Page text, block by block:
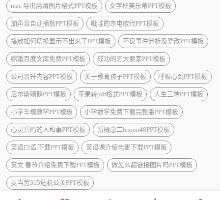
mac 导出高清图片格式PPT模板 文字框美乐蒂PPT模板
加声音自动播放PPT模板 吡啶的亲电取代PPT模板
播放如何切换显示不出来了PPT模板 不良事件分析及整改PPT模板
嫦娥百度文库免费PPT模板 成功的五大要素PPT模板
公司晋升内容PPT模板 关于教育孩子PPT模板 呼吸心跳PPT模板
尼尔斯骑鹅PPT模板 苹果转pdf格式PPT模板 人生三端PPT模板
小学车模教学PPT模板 小学数学免费下载完整版PPT模板
心灵共鸣的人和事PPT模板 新概念二lesson48PPT模板
英语口语 下载PPT模板 英语课介绍电影下载PPT模板
英文 春节介绍免费下载PPT模板 做怎么超链接图片吗PPT模板
麦当劳315危机公关PPT模板